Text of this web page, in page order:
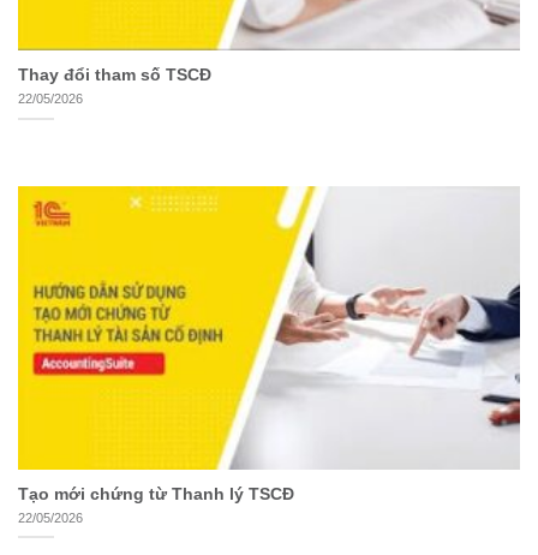
Thay đổi tham số TSCĐ
22/05/2026
Tạo mới chứng từ Thanh lý TSCĐ
22/05/2026